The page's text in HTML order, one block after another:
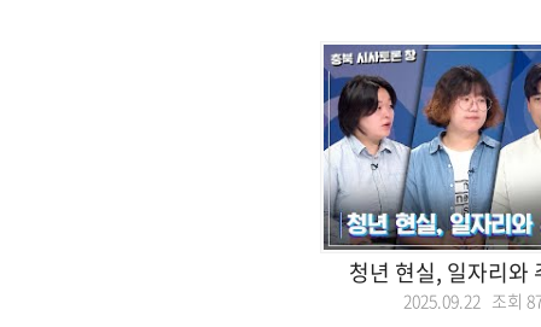
청년 현실, 일자리와
2025.09.22 조회